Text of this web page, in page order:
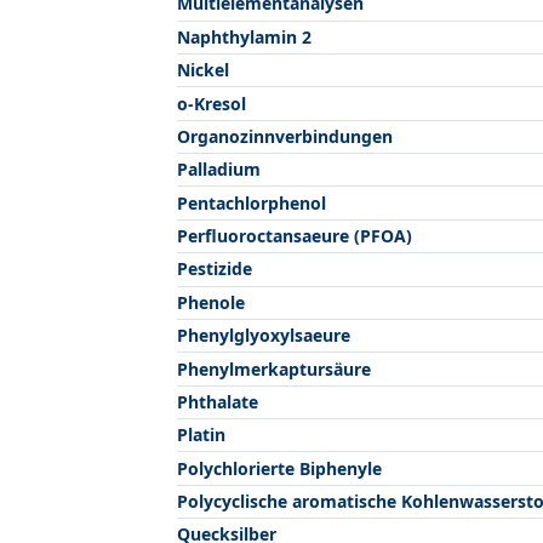
Naphthylamin 2
Nickel
o-Kresol
Organozinnverbindungen
Palladium
Pentachlorphenol
Perfluoroctansaeure (PFOA)
Pestizide
Phenole
Phenylglyoxylsaeure
Phenylmerkaptursäure
Phthalate
Platin
Polychlorierte Biphenyle
Polycyclische aromatische
Quecksilber